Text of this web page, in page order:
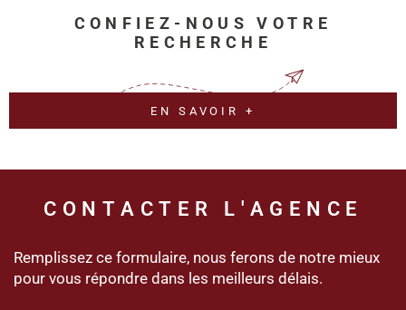
CONFIEZ-NOUS VOTRE
RECHERCHE
EN SAVOIR +
CONTACTER L'AGENCE
Remplissez ce formulaire, nous ferons de notre mieux
pour vous répondre dans les meilleurs délais.